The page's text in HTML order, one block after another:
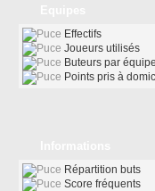
Effectifs
Joueurs utilisés
Buteurs par
Points pris à
Répartition buts
Score fréquents